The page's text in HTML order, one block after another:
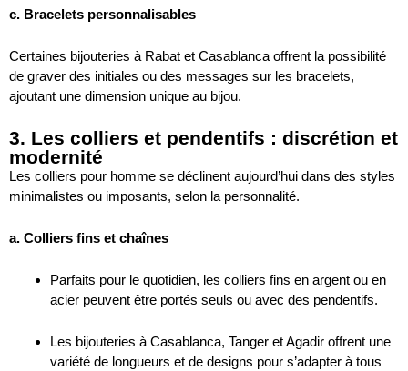
c. Bracelets personnalisables
Certaines bijouteries à Rabat et Casablanca offrent la possibilité
de graver des initiales ou des messages sur les bracelets,
ajoutant une dimension unique au bijou.
3. Les colliers et pendentifs : discrétion et
modernité
Les colliers pour homme se déclinent aujourd’hui dans des styles
minimalistes ou imposants, selon la personnalité.
a. Colliers fins et chaînes
Parfaits pour le quotidien, les colliers fins en argent ou en
acier peuvent être portés seuls ou avec des pendentifs.
Les bijouteries à Casablanca, Tanger et Agadir offrent une
variété de longueurs et de designs pour s’adapter à tous